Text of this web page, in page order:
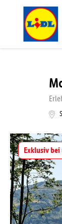
Exklusiv bei